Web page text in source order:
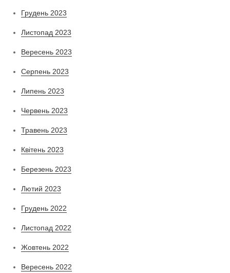
Грудень 2023
Листопад 2023
Вересень 2023
Серпень 2023
Липень 2023
Червень 2023
Травень 2023
Квітень 2023
Березень 2023
Лютий 2023
Грудень 2022
Листопад 2022
Жовтень 2022
Вересень 2022